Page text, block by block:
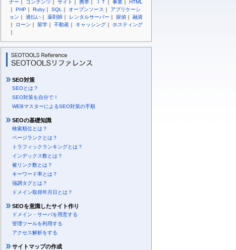
ナー ｜ コンテンツ ｜ サイト ｜ 携帯 ｜ ＩＴ ｜ 事業 ｜ HTML
｜ PHP ｜ Ruby ｜ SQL ｜ オープンソース ｜ アプリケーシ
ョン ｜ 過払い ｜ 薬剤師 ｜ レンタルサーバー ｜ 探偵 ｜ 融資
｜ ローン ｜ 留学 ｜ 不動産 ｜ キャッシング ｜ ホスティング
｜
SEO対策
SEOとは？
SEO対策を自分で！
WEBマスターによるSEO対策の手順
SEOの基礎知識
検索順位とは？
ページランクとは？
トラフィックランキングとは？
インデックス数とは？
被リンク数とは？
キーワード率とは？
強調タグとは？
ドメイン取得年月日とは？
SEOを意識したサイト作り
ドメイン・サーバを用意する
管理ツールを利用する
アクセス解析をする
サイトマップの作成